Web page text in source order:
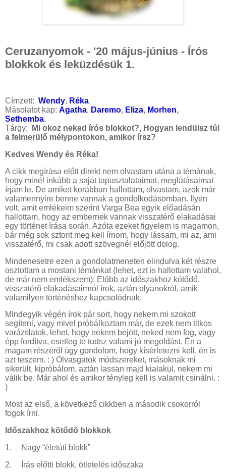
Ceruzanyomok - '20 május-június - Írós
blokkok és leküzdésük 1.
Címzett: Wendy, Réka
Másolatot kap: Agatha, Daremo, Eliza, Morhen,
Sethemba.
Tárgy:
Mi okoz neked írós blokkot?, Hogyan lendülsz túl
a felmerülő mélypontokon, amikor írsz?
Kedves Wendy és Réka!
A cikk megírása előtt direkt nem olvastam utána a témának,
hogy minél inkább a saját tapasztalataimat, meglátásaimat
írjam le. De amiket korábban hallottam, olvastam, azok már
valamennyire benne vannak a gondolkodásomban. Ilyen
volt, amit emlékeim szerint Varga Bea egyik előadásán
hallottam, hogy az embernek vannak visszatérő elakadásai
egy történet írása során. Azóta ezeket figyelem is magamon,
bár még sok sztorit meg kell írnom, hogy lássam, mi az, ami
visszatérő, mi csak adott szövegnél előjött dolog.
Mindenesetre ezen a gondolatmeneten elindulva két részre
osztottam a mostani témánkat (lehet, ezt is hallottam valahol,
de már nem emlékszem): Előbb az időszakhoz kötődő,
visszatérő elakadásaimról írok, aztán olyanokról, amik
valamilyen történéshez kapcsolódnak.
Mindegyik végén írok pár sort, hogy nekem mi szokott
segíteni, vagy mivel próbálkoztam már, de ezek nem titkos
varázslatok, lehet, hogy nekem bejött, neked nem fog, vagy
épp fordítva, esetleg te tudsz valami jó megoldást. Én a
magam részéről úgy gondolom, hogy kísérletezni kell, én is
azt teszem. : ) Olvasgatok módszereket, másoknak mi
sikerült, kipróbálom, aztán lassan majd kialakul, nekem mi
válik be. Már ahol és amikor tényleg kell is valamit csinálni. :
)
Most az első, a következő cikkben a második csokorról
fogok írni.
Időszakhoz kötődő blokkok
1.
Nagy “életúti blokk”
2.
Írás előtti blokk, ötletelés időszaka